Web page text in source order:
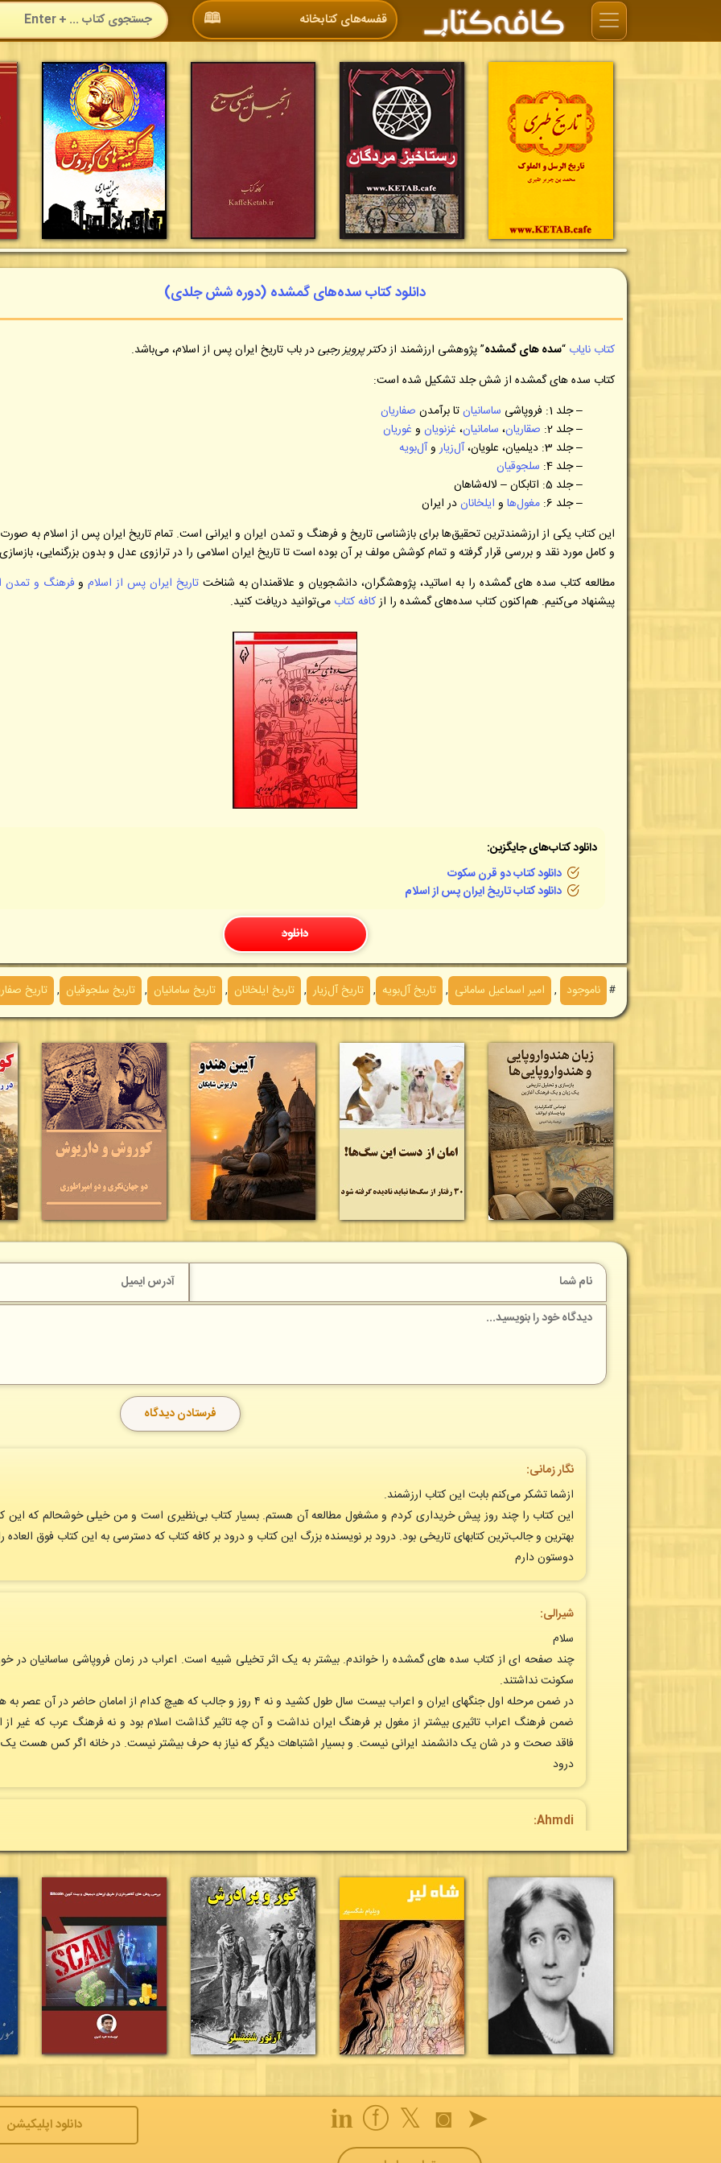
قفسه‌های کتابخانه 🕮
دانلود کتاب سده‌های گمشده (دوره شش جلدی)
کتاب نایاب “سده های گمشده” پژوهشی ارزشمند ازدکتر پرویز رجبیدر باب تاریخ ایران پس از اسلام، می‌باشد.
کتاب سده های گمشده از شش جلد تشکیل شده است:
– جلد 1: فروپاشی
ساسانیانتا برآمدن صفاریان
– جلد 2:
صقاریان، سامانیان، غزنویان و غوریان
– جلد 3: دیلمیان، علویان،
آل‌زیاروآل‌بویه
– جلد 4:
سلجوقیان
– جلد 5: اتابکان – لاله‌شاهان
– جلد 6:
مغول‌ها و ایلخاناندر ایران
این کتاب یکی از ارزشمندترین تحقیق‌ها برای بازشناسی تاریخ و فرهنگ و تمدن ایران و ایرانی است. تمام تاریخ ایران پس از اسلام به
و کامل مورد نقد و بررسی قرار گرفته و تمام کوشش مولف بر آن بوده است تا تاریخ ایران اسلامی را در ترازوی عدل و بدون بزرگنمایی،
مطالعه کتاب سده های گمشده را به اساتید، پژوهشگران، دانشجویان و علاقمندان به شناختتاریخ ایران پس از اسلامو فرهنگ و تمدن
پیشنهاد می‌کنیم. هم‌اکنون کتاب سده‌های گمشده را ازکافه کتاب می‌توانید دریافت کنید.
دانلود کتاب‌های جایگزین:
دانلود کتاب دو قرن سکوت
دانلود کتاب تاریخ ایران پساز اسلام
دانلود
＃ ناموجود , امیر اسماعیل سامانی , تاریخ آل‌بویه , تاریخ آل‌زیار , تاریخ ایلخانان , تاریخ سامانیان , تاریخ سلجوقیان , تاریخ
نگار زمانی:
ازشما تشکر می‌کنم بابت این کتاب ارزشمند.
این کتاب را چند روز پیش خریداری کردم و مشغول مطالعه آن هستم. بسیار کتاب بی‌نظیری است و من خیلی خوشحالم که این
بهترین و جالب‌ترین کتابهای تاریخی بود. درود بر نویسنده بزرگ این کتاب و درود بر کافه کتاب که دسترسی به این کتاب فوق العاده
دوستون دارم
شیرالی:
سلام
چند صفحه ای از کتاب سده های گمشده را خواندم. بیشتر به یک اثر تخیلی شبیه است. اعراب در زمان فروپاشی ساسانیان در
سکونت نداشتند.
در ضمن مرحله اول جنگهای ایران و اعراب بیست سال طول کشید و نه ۴ روز و جالب که هیچ
ضمن فرهنگ اعراب تاثیری بیشتر از مغول بر فرهنگ ایران نداشت و آن چه تاثیر گذاشت اسلام بود و نه فرهنگ عرب که غیر از
فاقد صحت و در شان یک دانشمند ایرانی نیست. و بسیار اشتباهات دیگر که نیاز به حرف بیشتر نیست. در خانه اگر کس
درود
Ahmdi:
بسیار عالی مچکرم از گذاشتن این کتاب ارزشمند
➤
◙
𝕏
ⓕ
𝐢𝐧 دانلود اپلیکیشن